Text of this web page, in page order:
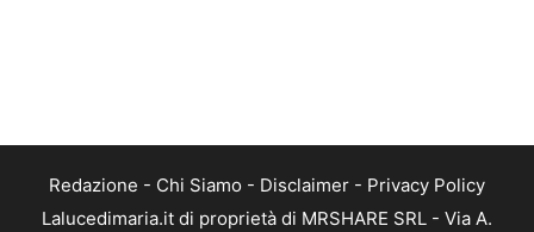
Redazione - Chi Siamo - Disclaimer - Privacy Policy
Lalucedimaria.it di proprietà di MRSHARE SRL - Via A.